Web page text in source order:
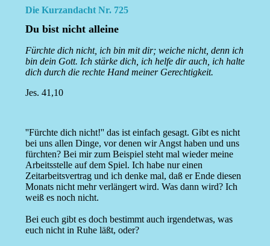
Die Kurzandacht Nr. 725
Du bist nicht alleine
Fürchte dich nicht, ich bin mit dir; weiche nicht, denn ich
bin dein Gott. Ich stärke dich, ich helfe dir auch, ich halte
dich durch die rechte Hand meiner Gerechtigkeit.
Jes. 41,10
''Fürchte dich nicht!'' das ist einfach gesagt. Gibt es nicht
bei uns allen Dinge, vor denen wir Angst haben und uns
fürchten? Bei mir zum Beispiel steht mal wieder meine
Arbeitsstelle auf dem Spiel. Ich habe nur einen
Zeitarbeitsvertrag und ich denke mal, daß er Ende diesen
Monats nicht mehr verlängert wird. Was dann wird? Ich
weiß es noch nicht.
Bei euch gibt es doch bestimmt auch irgendetwas, was
euch nicht in Ruhe läßt, oder?